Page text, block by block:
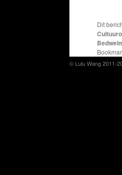
Dit
© Lulu Wang 2011-